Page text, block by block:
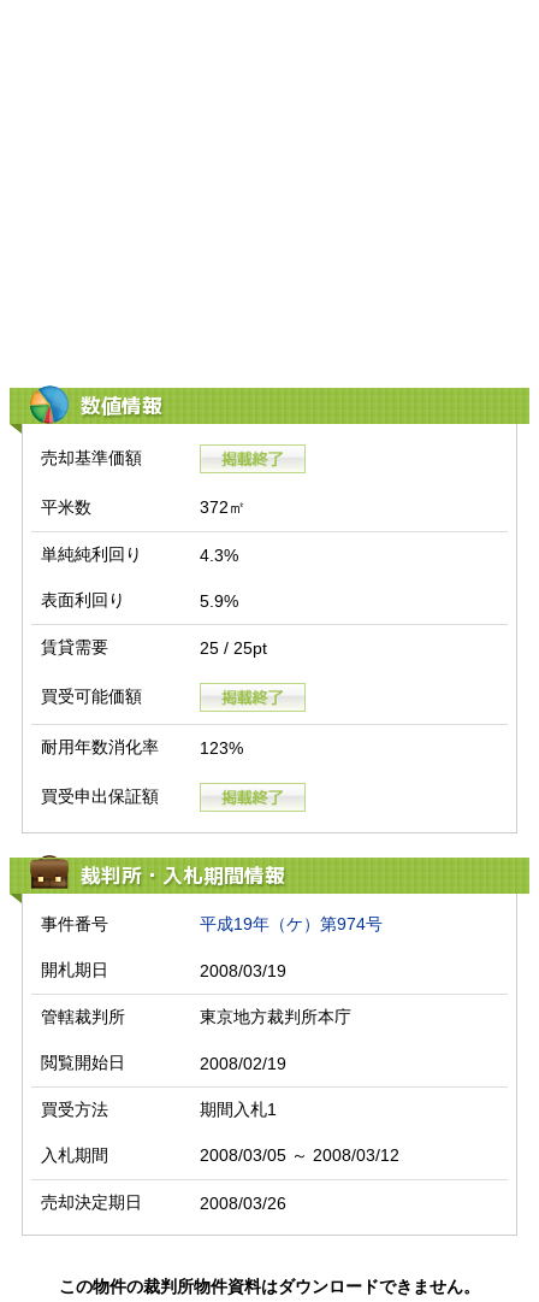
数値情報
売却基準価額
平米数 372㎡
単純純利回り 4.3%
表面利回り 5.9%
賃貸需要 25 / 25pt
買受可能価額
耐用年数消化率 123%
買受申出保証額
裁判所・入札期間情報
事件番号 平成19年（ケ）第974号
開札期日 2008/03/19
管轄裁判所 東京地方裁判所本庁
閲覧開始日 2008/02/19
買受方法 期間入札1
入札期間 2008/03/05 ～ 2008/03/12
売却決定期日 2008/03/26
この物件の裁判所物件資料はダウンロードできません。